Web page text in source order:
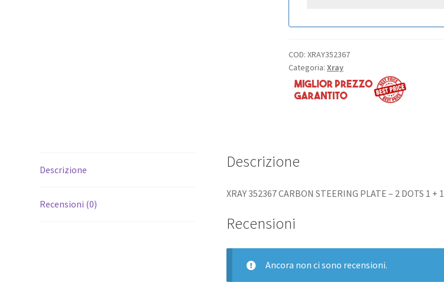
COD: XRAY352367
Categoria: Xray
Descrizione
Recensioni (0)
Descrizione
XRAY 352367 CARBON STEERING PLATE – 2 DOTS 1 + 1
Recensioni
Ancora non ci sono recensioni.